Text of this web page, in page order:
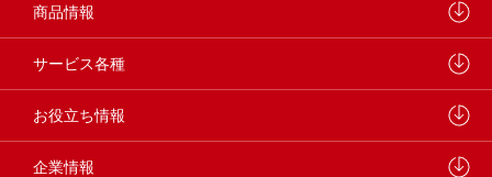
ペットラインが大切にしていること
研究開発センターについて
学会・論文発表
製品・品質管理
商品情報
ドッグフード
キャットフード
小動物
サービス各種
ウェルネスナビ
しあわせマルシェ
お役立ち情報
ペットライン 犬ノート
企業情報